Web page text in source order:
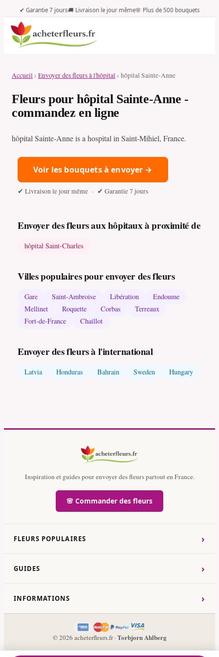
✔ Garantie 7 jours🚚 Livraison le jour même🌸 Plus de 500 bouquets
Accueil› Envoyer des fleurs à l'hôpital› hôpital Sainte-Anne
Fleurs pour hôpital Sainte-Anne -
commandez en ligne
hôpital Sainte-Anne is a hospital in Saint-Mihiel, France.
Voir les bouquets à envoyer →
✔ Livraison le jour même · ✔ Garantie 7 jours
Envoyer des fleurs aux hôpitaux à proximité de
hôpital Saint-Charles
Villes populaires pour envoyer des fleurs
Gare Saint-Ambroise Libération
Endoume
Mellinet
Roquette Corbas
Terreaux
Fort-de-France
Chaillot
Envoyer des fleurs à l'international
Latvia Honduras Bahrain Sweden Hungary
Inspiration et guides pour envoyer des fleurs partout en France.
🌸 Commander des fleurs
FLEURS POPULAIRES ›
GUIDES ›
INFORMATIONS ›
© 2026 acheterfleurs.fr ·Torbjorn Ahlberg